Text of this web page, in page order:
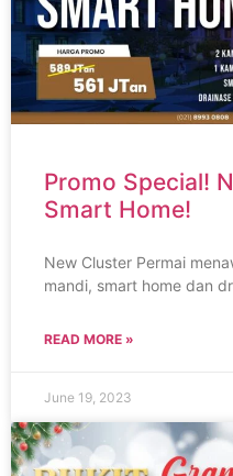
Promo Special!
Smart Home!
New Cluster Permai
mandi, smart home dan
READ MORE »
June 19, 2023